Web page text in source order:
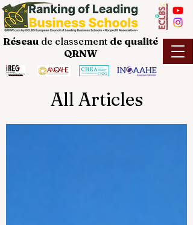
Réseau de classement de qualité
QRNW
All Articles